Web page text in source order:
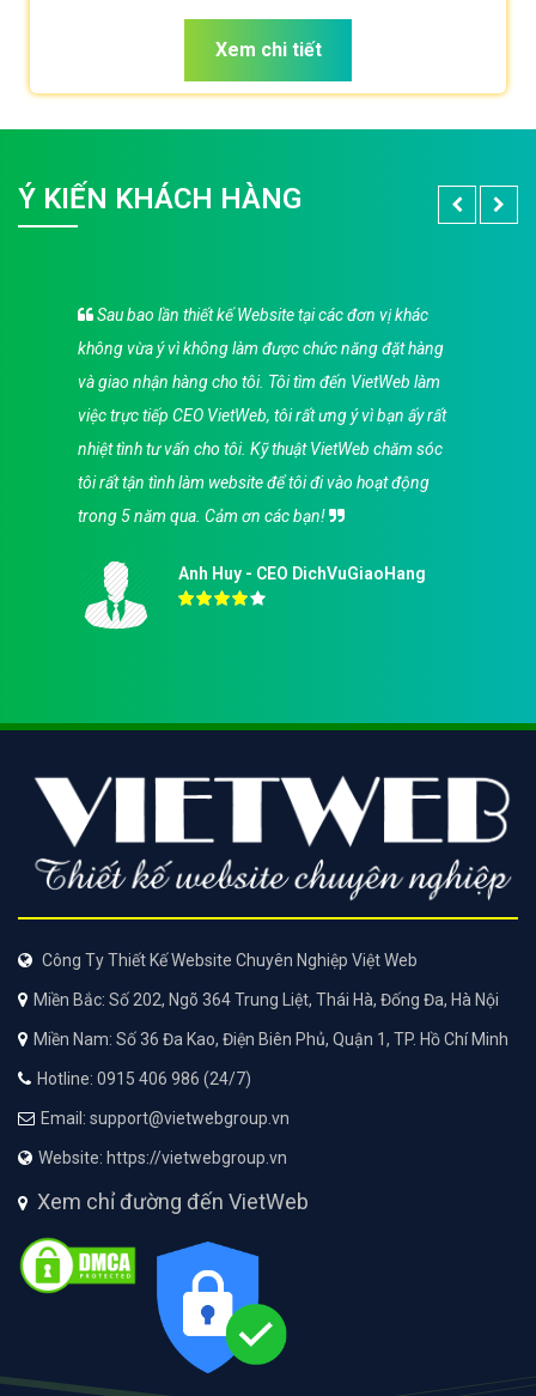
đẹp, ưu việt, tăng trải nghiệm người dùng duyệt app.
Xem chi tiết
Ý KIẾN KHÁCH HÀNG
Sau bao lần thiết kế Website tại các đơn vị khác
không vừa ý vì không làm được chức năng đặt hàng
và giao nhận hàng cho tôi. Tôi tìm đến VietWeb làm
việc trực tiếp CEO VietWeb, tôi rất ưng ý vì bạn ấy rất
nhiệt tình tư vấn cho tôi. Kỹ thuật VietWeb chăm sóc
tôi rất tận tình làm website để tôi đi vào hoạt động
trong 5 năm qua. Cảm ơn các bạn!
Anh Huy - CEO DichVuGiaoHang
Công Ty Thiết Kế Website Chuyên Nghiệp Việt Web
Miền Bắc: Số 202, Ngõ 364 Trung Liệt, Thái Hà, Đống Đa, Hà Nội
Miền Nam: Số 36 Đa Kao, Điện Biên Phủ, Quận 1, TP. Hồ Chí Minh
Hotline: 0915 406 986 (24/7)
Email: support@vietwebgroup.vn
Website: https://vietwebgroup.vn
Xem chỉ đường đến VietWeb